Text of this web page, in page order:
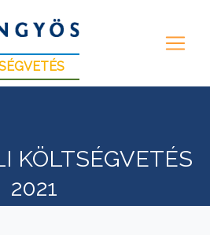
KÖLTSÉGVETÉS
2021